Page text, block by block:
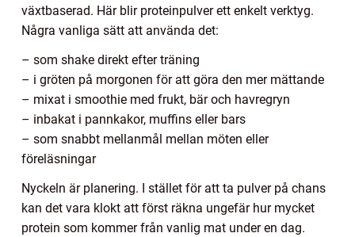
växtbaserad. Här blir proteinpulver ett enkelt verktyg.
Några vanliga sätt att använda det:
– som shake direkt efter träning
– i gröten på morgonen för att göra den mer mättande
– mixat i smoothie med frukt, bär och havregryn
– inbakat i pannkakor, muffins eller bars
– som snabbt mellanmål mellan möten eller
föreläsningar
Nyckeln är planering. I stället för att ta pulver på chans
kan det vara klokt att först räkna ungefär hur mycket
protein som kommer från vanlig mat under en dag.